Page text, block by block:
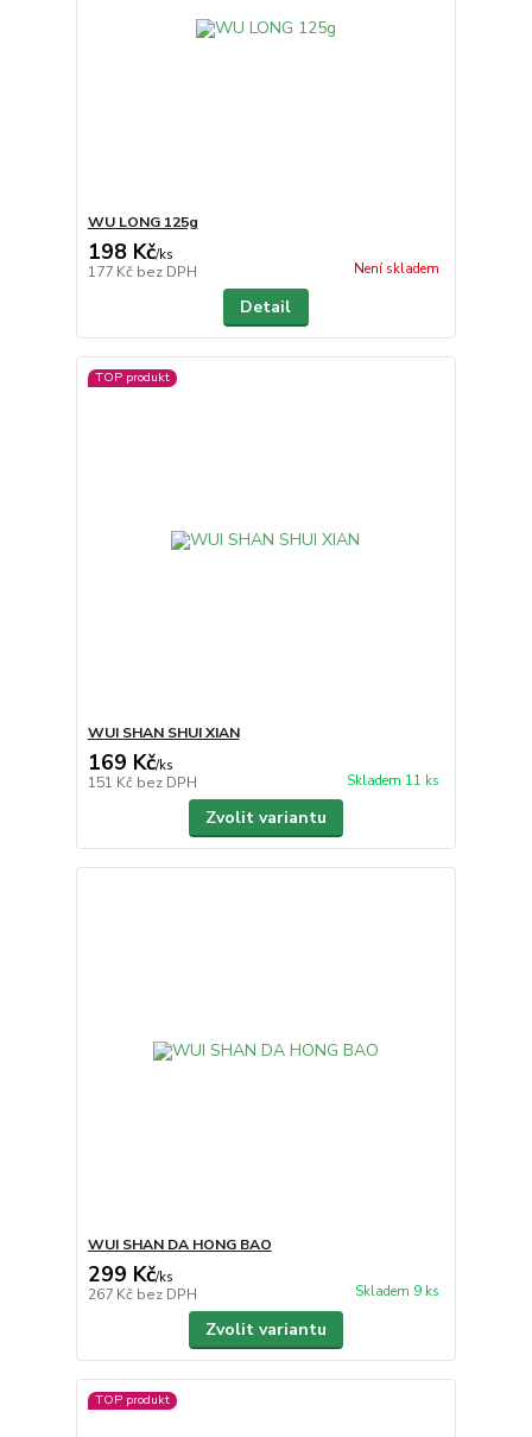
WU LONG 125g
198 Kč/ks
177 Kč bez DPH Není skladem
Detail
TOP produkt
WUI SHAN SHUI XIAN
169 Kč/ks
151 Kč bez DPH Skladem 11 ks
Zvolit variantu
WUI SHAN DA HONG BAO
299 Kč/ks
267 Kč bez DPH Skladem 9 ks
Zvolit variantu
TOP produkt